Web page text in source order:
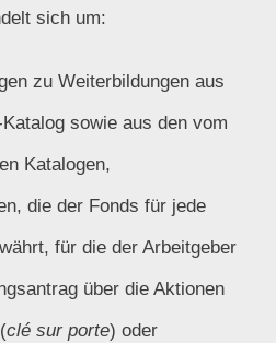
sich um:
zu Weiterbildungen aus
sowie aus den vom
Katalogen,
die der Fonds für jede
für die der Arbeitgeber
über die Aktionen
clé sur porte) oder